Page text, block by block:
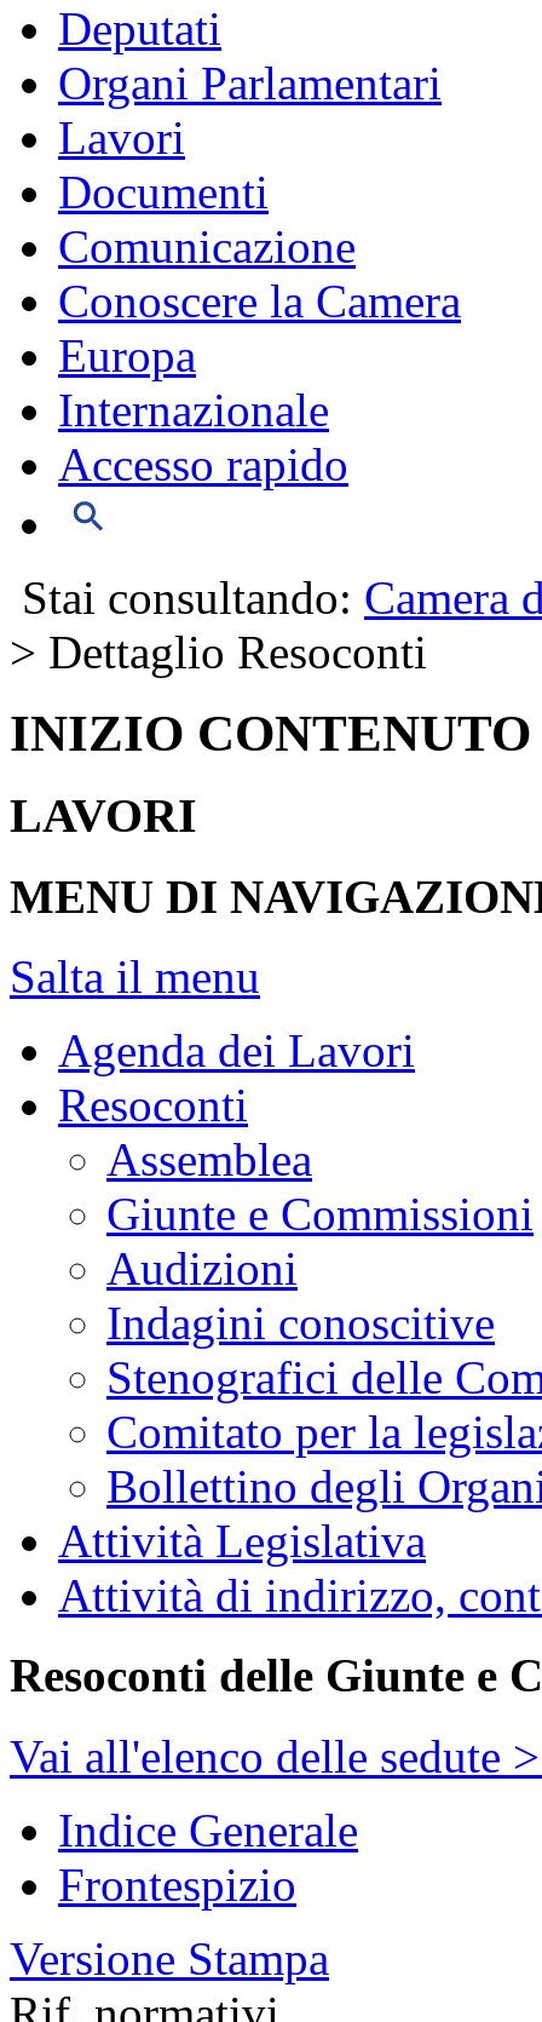
Deputati
Organi Parlamentari
Lavori
Documenti
Comunicazione
Conoscere la Camera
Europa
Internazionale
Accesso rapido
Stai consultando: Camera
> Dettaglio Resoconti
INIZIO CONTENUTO
LAVORI
MENU DI
Salta il menu
Agenda dei Lavori
Resoconti
Assemblea
Giunte e Commissioni
Audizioni
Indagini conoscitive
Stenografici delle
Comitato per la
Bollettino degli
Attività Legislativa
Attività di indirizzo,
Resoconti delle Giunte e
Vai all'elenco delle sedute
Indice Generale
Frontespizio
Versione Stampa